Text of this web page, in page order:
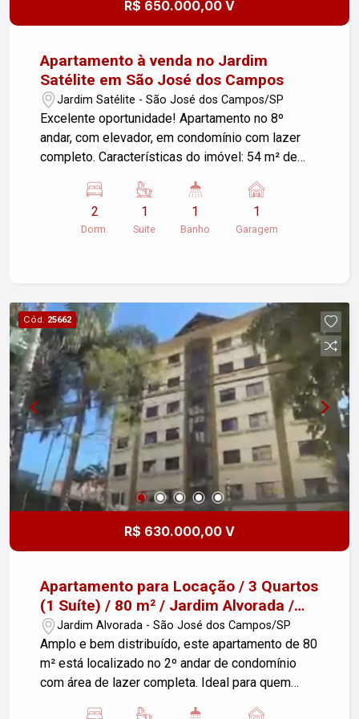
R$ 650.000,00 V
Apartamento à venda no Jardim
Satélite em São José dos Campos
Jardim Satélite - São José dos Campos/SP
Excelente oportunidade! Apartamento no 8º
andar, com elevador, em condomínio com lazer
completo. Características do imóvel: 54 m² de
dormitórios, sendo 1 suíte Banheiro social Sala
bem iluminada Cozinha e área de serviço Varanda
gourmet Aquecedor a gás instalado Apartamento
gourmet Academia Salão de festas Salão de
jogos Playground Áreas de convivência e muito
mais Localização privilegiada no Jardim Satélite,
próximo a escolas, supermercados, shopping,
farmácias e com fácil acesso ao Anel Viário e à
Via Dutra. Ideal para quem busca conforto, lazer e
praticidade no dia a dia. Imobiliária Nova Freitas,
seu sonho começa aqui!
2
Dorm.
1
Suite
1
Banho
1
Garagem
Cód. 25662
R$ 630.000,00 V
Apartamento para Locação / 3 Quartos
(1 Suíte) / 80 m² / Jardim Alvorada /
São José dos Campos
Jardim Alvorada - São José dos Campos/SP
Amplo e bem distribuído, este apartamento de 80
m² está localizado no 2º andar de condomínio
com área de lazer completa. Ideal para quem